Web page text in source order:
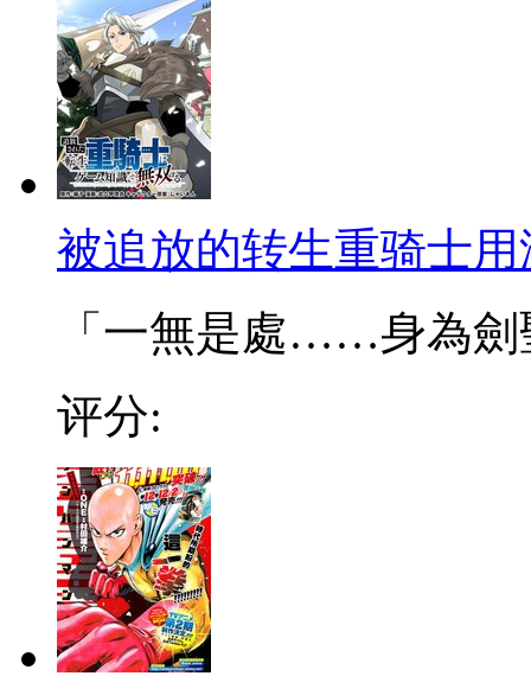
被追放的转生重骑士
「一無是處……身為劍
评分: